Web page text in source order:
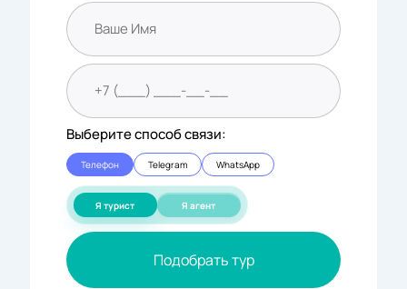
Выберите способ связи:
Телефон Telegram WhatsApp
Я турист Я агент
Подобрать тур